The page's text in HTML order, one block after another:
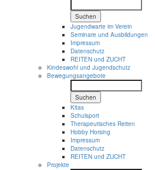
Suchen
Jugendwarte im Verein
Seminare und Ausbildungen
Impressum
Datenschutz
REITEN und ZUCHT
Kindeswohl und Jugendschutz
Bewegungsangebote
Suchen
Kitas
Schulsport
Therapeutisches Reiten
Hobby Horsing
Impressum
Datenschutz
REITEN und ZUCHT
Projekte